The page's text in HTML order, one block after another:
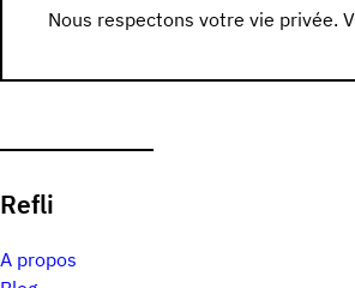
Nous respectons votre vie privée.
Refli
A propos